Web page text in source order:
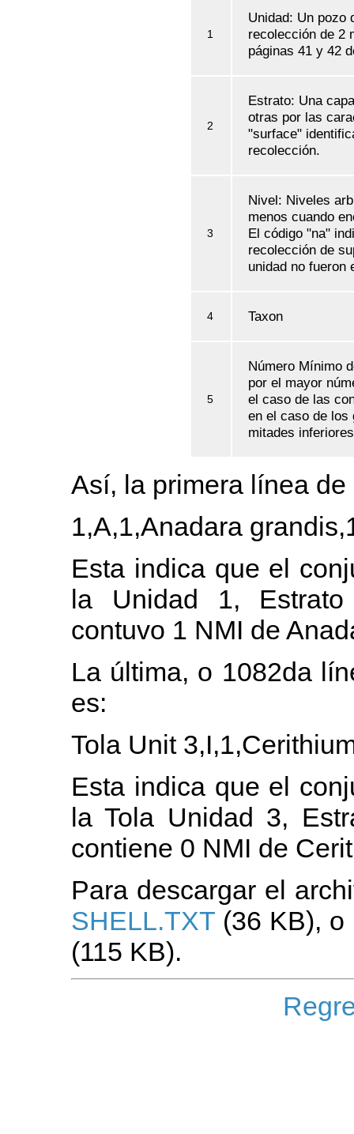
1
Unidad: Un pozo
recolección de 2
páginas 41 y 42
2
Estrato: Una
otras por las
"surface"
recolección.
3
Nivel: Niveles
menos cuando
El código "na"
recolección de
unidad no fueron
4 Taxon
5
Número Mínimo
por el mayor
el caso de las
en el caso de los
mitades
Así, la primera línea
1,A,1,Anadara
Esta indica que el
la Unidad 1,
contuvo 1 NMI de
La última, o 1082da
es:
Tola Unit
Esta indica que el
la Tola Unidad 3,
contiene 0 NMI de
Para descargar el
SHELL.TXT (36 KB),
(115 KB).